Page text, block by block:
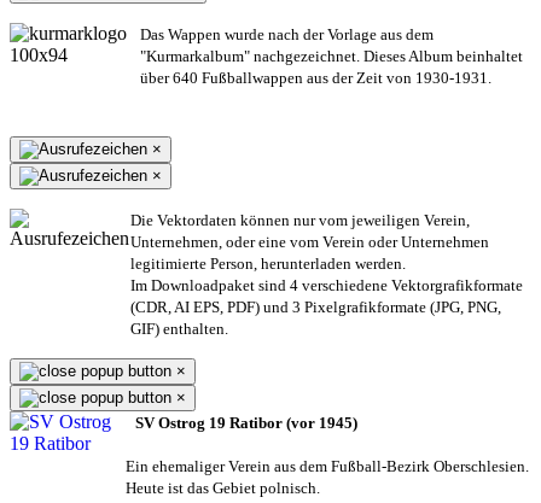
Das Wappen wurde nach der Vorlage aus dem
"Kurmarkalbum" nachgezeichnet. Dieses Album beinhaltet
über 640 Fußballwappen aus der Zeit von 1930-1931.
×
×
Die Vektordaten können nur vom jeweiligen Verein,
Unternehmen, oder eine vom Verein oder Unternehmen
legitimierte Person, herunterladen werden.
Im Downloadpaket sind 4 verschiedene Vektorgrafikformate
(CDR, AI EPS, PDF) und 3 Pixelgrafikformate (JPG, PNG,
GIF) enthalten.
×
×
SV Ostrog 19 Ratibor (vor 1945)
Ein ehemaliger Verein aus dem Fußball-Bezirk Oberschlesien.
Heute ist das Gebiet polnisch.